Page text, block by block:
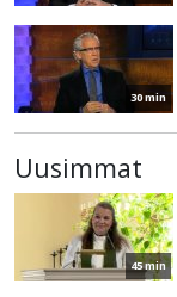
30 min
Uusimmat
45 min